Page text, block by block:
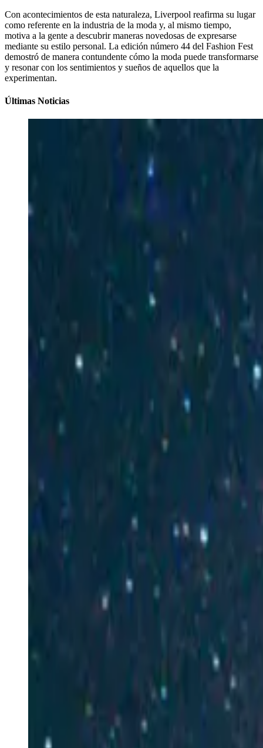
Con acontecimientos de esta naturaleza, Liverpool reafirma su lugar
como referente en la industria de la moda y, al mismo tiempo,
motiva a la gente a descubrir maneras novedosas de expresarse
mediante su estilo personal. La edición número 44 del Fashion Fest
demostró de manera contundente cómo la moda puede transformarse
y resonar con los sentimientos y sueños de aquellos que la
experimentan.
Últimas Noticias